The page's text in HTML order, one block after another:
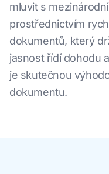
mluvit s
prostřednictvím
dokumentů, který
jasnost řídí dohodu
je skutečnou
dokumentu.